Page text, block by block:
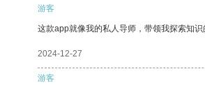
游客
这款app就像我的私人导师，带领我探索知识
2024-12-27
游客